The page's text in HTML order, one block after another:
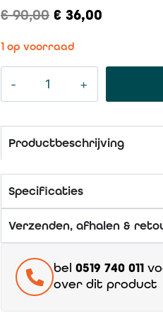
€90,00 € 36,00
1 op voorraad
Productbeschrijving
Specificaties
Verzenden, afhalen &
bel 0519 740 011
over dit product